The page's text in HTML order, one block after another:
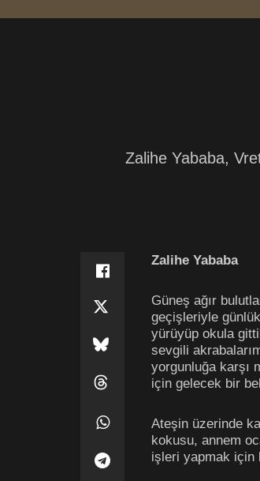
Zalihe Yababa,
Zalihe Yababa
Güneş ağır
geçişleriyle
yürüyüp okula
sevgili
yorgunluğa karşı
için gelecek bir
Ateşin üzerinde
kokusu, annem
işleri yapmak için